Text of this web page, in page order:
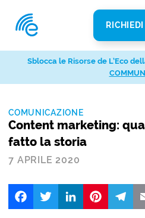
COMUNICAZIONE
Content marketing:
fatto la storia
7 APRILE 2020
FacebookTwitter LinkedIn
Sblocca le Risorse de L’Eco